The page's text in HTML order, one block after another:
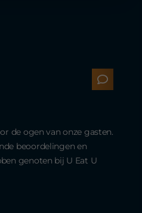
de ogen van onze gasten.
beoordelingen en
genoten bij U Eat U